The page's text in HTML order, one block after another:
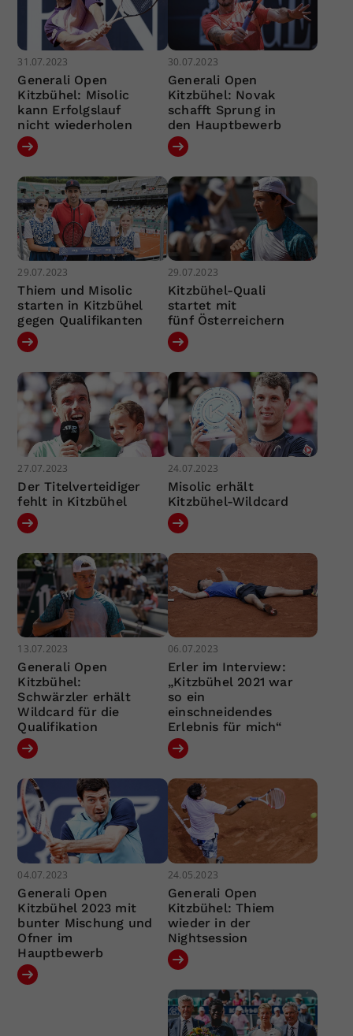
31.07.2023
Generali Open
Kitzbühel: Misolic
kann Erfolgslauf
nicht wiederholen
30.07.2023
Generali Open
Kitzbühel: Novak
schafft Sprung in
den Hauptbewerb
29.07.2023
Thiem und Misolic
starten in Kitzbühel
gegen Qualifikanten
29.07.2023
Kitzbühel-Quali
startet mit
fünf Österreichern
27.07.2023
Der Titelverteidiger
fehlt in Kitzbühel
24.07.2023
Misolic erhält
Kitzbühel-Wildcard
13.07.2023
Generali Open
Kitzbühel:
Schwärzler erhält
Wildcard für die
Qualifikation
06.07.2023
Erler im Interview:
„Kitzbühel 2021 war
so ein
einschneidendes
Erlebnis für mich“
04.07.2023
Generali Open
Kitzbühel 2023 mit
bunter Mischung und
Ofner im
Hauptbewerb
24.05.2023
Generali Open
Kitzbühel: Thiem
wieder in der
Nightsession